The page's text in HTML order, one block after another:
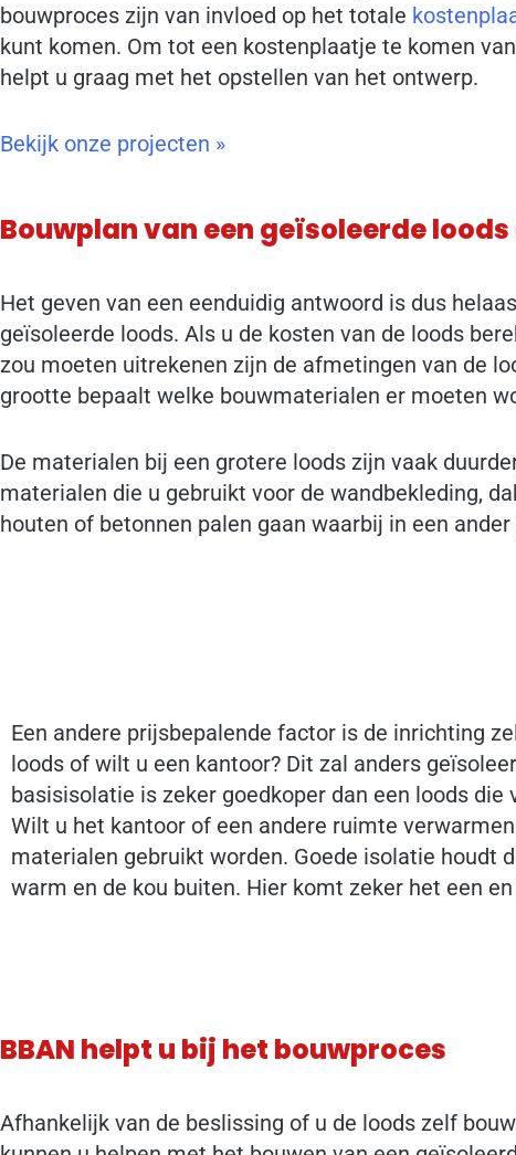
bouwproces zijn van invloed op het totale
kunt komen. Om tot een kostenplaatje te komen
helpt u graag met het opstellen van het ontwerp.
Bekijk onze projecten »
Bouwplan van een geïsoleerde
Het geven van een eenduidig antwoord is dus
geïsoleerde loods. Als u de kosten van de loods
zou moeten uitrekenen zijn de afmetingen van de
grootte bepaalt welke bouwmaterialen er moeten
De materialen bij een grotere loods zijn vaak
materialen die u gebruikt voor de wandbekleding,
houten of betonnen palen gaan waarbij in een
Een andere prijsbepalende factor is de inrichting
loods of wilt u een kantoor? Dit zal anders
basisisolatie is zeker goedkoper dan een loods
Wilt u het kantoor of een andere ruimte
materialen gebruikt worden. Goede isolatie houdt
warm en de kou buiten. Hier komt zeker het een
BBAN helpt u bij het bouwproces
Afhankelijk van de beslissing of u de loods zelf